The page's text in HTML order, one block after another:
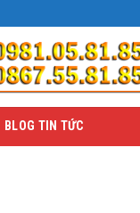
BLOG TIN TỨC